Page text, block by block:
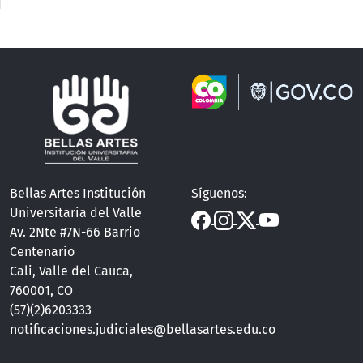
Bellas Artes Institución
Universitaria del Valle
Av. 2Nte #7N-66 Barrio
Centenario
Cali, Valle del Cauca,
760001, CO
(57)(2)6203333
notificaciones.judiciales@bellasartes.edu.co
Síguenos: